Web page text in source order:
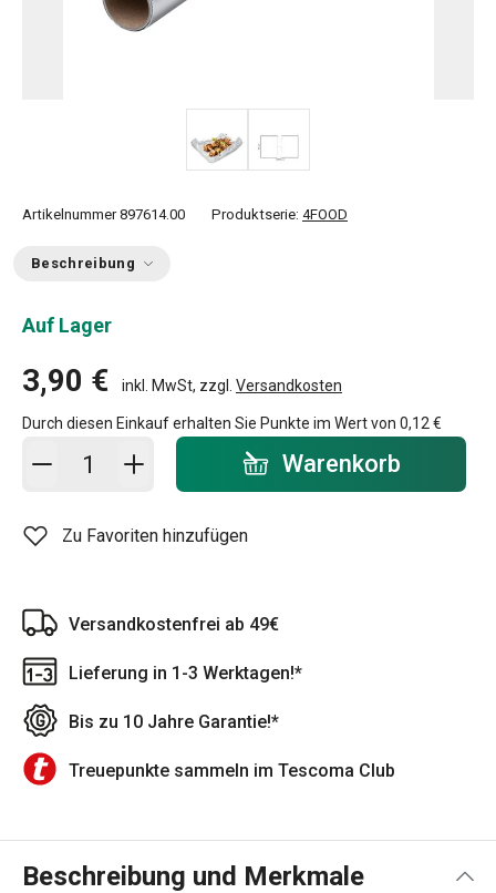
Artikelnummer 897614.00 Produktserie: 4FOOD
Beschreibung
Auf Lager
3,90 € inkl. MwSt, zzgl. Versandkosten
Durch diesen Einkauf erhalten Sie Punkte im Wert von 0,12 €
In den Warenkorb - Menge Warenkorb
Zu Favoriten hinzufügen
Versandkostenfrei ab 49€
Lieferung in 1-3 Werktagen!*
Bis zu 10 Jahre Garantie!*
Treuepunkte sammeln im Tescoma Club
Beschreibung und Merkmale